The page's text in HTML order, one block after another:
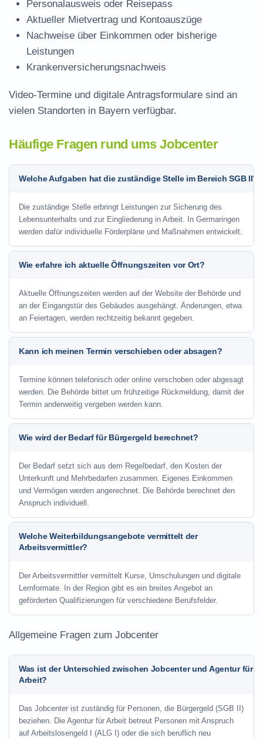
Personalausweis oder Reisepass
Aktueller Mietvertrag und Kontoauszüge
Nachweise über Einkommen oder bisherige
Leistungen
Krankenversicherungsnachweis
Video-Termine und digitale Antragsformulare sind an
vielen Standorten in Bayern verfügbar.
Häufige Fragen rund ums Jobcenter
Welche Aufgaben hat die zuständige Stelle im Bereich SGB II?
Die zuständige Stelle erbringt Leistungen zur Sicherung des
Lebensunterhalts und zur Eingliederung in Arbeit. In Germaringen
werden dafür individuelle Förderpläne und Maßnahmen entwickelt.
Wie erfahre ich aktuelle Öffnungszeiten vor Ort?
Aktuelle Öffnungszeiten werden auf der Website der Behörde und
an der Eingangstür des Gebäudes ausgehängt. Änderungen, etwa
an Feiertagen, werden rechtzeitig bekannt gegeben.
Kann ich meinen Termin verschieben oder absagen?
Termine können telefonisch oder online verschoben oder abgesagt
werden. Die Behörde bittet um frühzeitige Rückmeldung, damit der
Termin anderweitig vergeben werden kann.
Wie wird der Bedarf für Bürgergeld berechnet?
Der Bedarf setzt sich aus dem Regelbedarf, den Kosten der
Unterkunft und Mehrbedarfen zusammen. Eigenes Einkommen
und Vermögen werden angerechnet. Die Behörde berechnet den
Anspruch individuell.
Welche Weiterbildungsangebote vermittelt der
Arbeitsvermittler?
Der Arbeitsvermittler vermittelt Kurse, Umschulungen und digitale
Lernformate. In der Region gibt es ein breites Angebot an
geförderten Qualifizierungen für verschiedene Berufsfelder.
Allgemeine Fragen zum Jobcenter
Was ist der Unterschied zwischen Jobcenter und Agentur für
Arbeit?
Das Jobcenter ist zuständig für Personen, die Bürgergeld (SGB II)
beziehen. Die Agentur für Arbeit betreut Personen mit Anspruch
auf Arbeitslosengeld I (ALG I) oder die sich beruflich neu